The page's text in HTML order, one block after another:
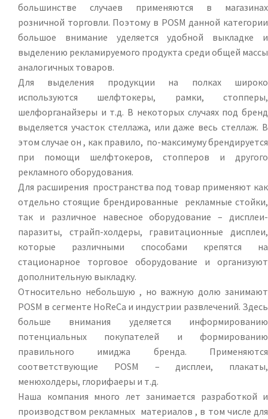
большинстве случаев применяются в магазинах
розничной торговли. Поэтому в POSM данной категории
большое внимание уделяется удобной выкладке и
выделению рекламируемого продукта среди общей массы
аналогичных товаров.
Для выделения продукции на полках широко
используются шелфтокеры, рамки, стопперы,
шелфорганайзеры и т.д. В некоторых случаях под бренд
выделяется участок стеллажа, или даже весь стеллаж. В
этом случае он , как правило, по-максимуму брендируется
при помощи шелфтокеров, стопперов и другого
рекламного оборудования.
Для расширения пространства под товар применяют как
отдельно стоящие брендированные рекламные стойки,
так и различное навесное оборудование – дисплеи-
паразиты, страйп-холдеры, гравитационные дисплеи,
которые различными способами крепятся на
стационарное торговое оборудование и организуют
дополнительную выкладку.
Относительно небольшую , но важную долю занимают
POSM в сегменте HoReCa и индустрии развлечений. Здесь
больше внимания уделяется информированию
потенциальных покупателей и формированию
правильного имиджа бренда. Применяются
соответствующие POSM – дисплеи, плакаты,
менюхолдеры, глорифаеры и т.д.
Наша компания много лет занимается разработкой и
производством рекламных материалов , в том числе для